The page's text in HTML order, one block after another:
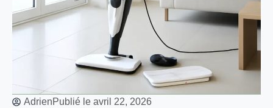
AdrienPublié le avril 22, 2026